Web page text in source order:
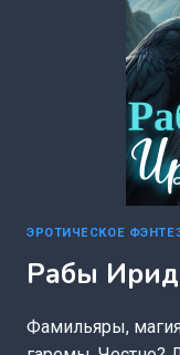
ЭРОТИЧЕСКОЕ
Рабы
Фамильяры,